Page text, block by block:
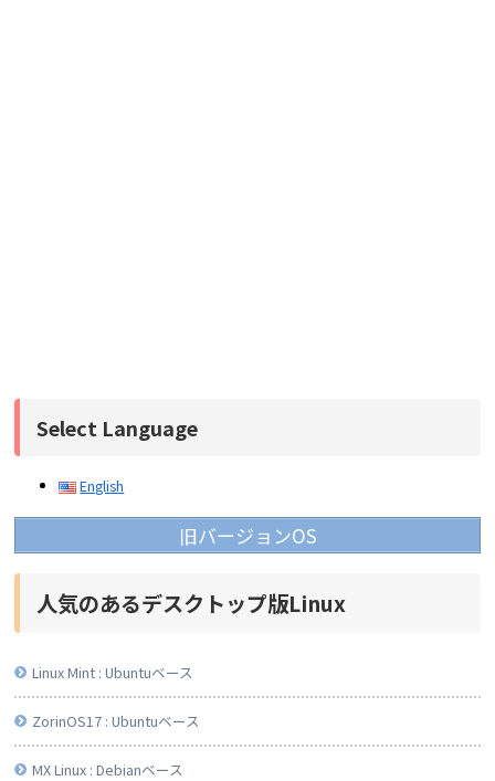
Select Language
English
旧バージョンOS
人気のあるデスクトップ版Linux
Linux Mint : Ubuntuベース
ZorinOS17 : Ubuntuベース
MX Linux : Debianベース